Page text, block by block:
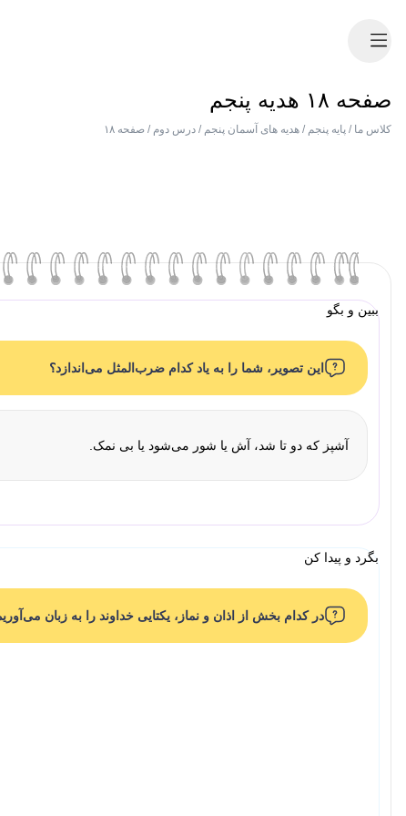
صفحه ۱۸ هدیه پنجم
کلاس ما / پایه پنجم / هدیه های آسمان پنجم / درس دوم / صفحه ۱۸
ببین و بگو
این تصویر، شما را به یاد کدام ضرب‌المثل می‌اندازد؟
آشپز که دو تا شد، آش یا شور می‌شود یا بی نمک.
بگرد و پیدا کن
در کدام بخش از اذان و نماز، یکتایی خداوند را به زبان